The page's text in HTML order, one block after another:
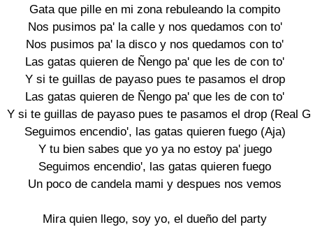
Gata que pille en mi zona rebuleando la compito
Nos pusimos pa' la calle y nos quedamos con to'
Nos pusimos pa' la disco y nos quedamos con to'
Las gatas quieren de Ñengo pa' que les de con to'
Y si te guillas de payaso pues te pasamos el drop
Las gatas quieren de Ñengo pa' que les de con to'
Y si te guillas de payaso pues te pasamos el drop (Real
Seguimos encendio', las gatas quieren fuego (Aja)
Y tu bien sabes que yo ya no estoy pa' juego
Seguimos encendio', las gatas quieren fuego
Un poco de candela mami y despues nos vemos
Mira quien llego, soy yo, el dueño del party